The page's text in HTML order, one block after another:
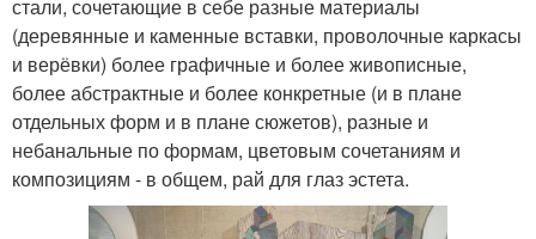
стали, сочетающие в себе разные материалы
(деревянные и каменные вставки, проволочные каркасы
и верёвки) более графичные и более живописные,
более абстрактные и более конкретные (и в плане
отдельных форм и в плане сюжетов), разные и
небанальные по формам, цветовым сочетаниям и
композициям - в общем, рай для глаз эстета.